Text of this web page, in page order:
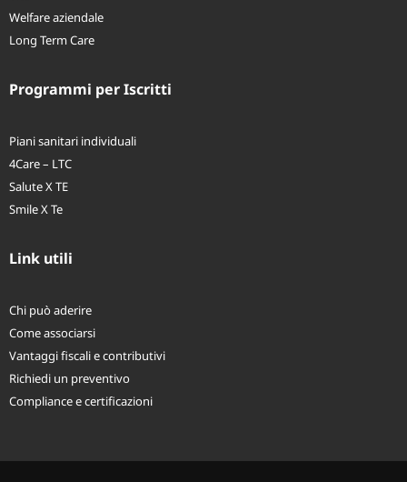
Vita
Welfare aziendale
Piani sanitari individuali
4Care – LTC
Salute X TE
Chi può aderire
Come associarsi
Vantaggi fiscali e contributivi
Richiedi un preventivo